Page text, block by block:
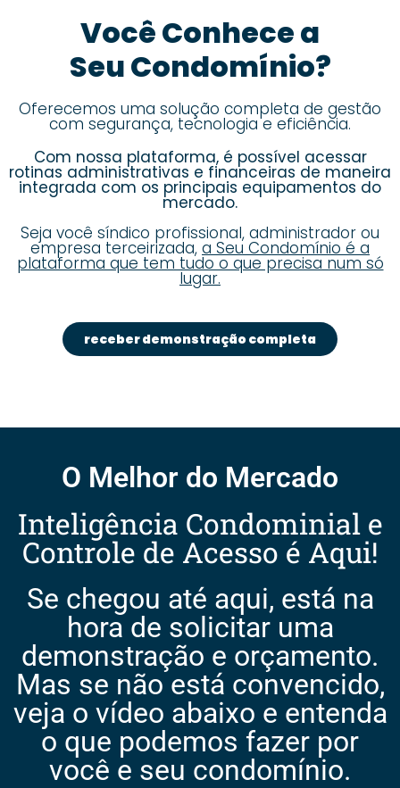
Você Conhece a
Seu Condomínio?
Oferecemos uma solução completa de gestão
com segurança, tecnologia e eficiência.
Com nossa plataforma, é possível acessar
rotinas administrativas e financeiras de maneira
integrada com os principais equipamentos do
mercado.
Seja você síndico profissional, administrador ou
empresa terceirizada, a Seu Condomínio é a
plataforma que tem tudo o que precisa num só
lugar.
receber demonstração completa
O Melhor do Mercado
Inteligência Condominial e
Controle de Acesso é Aqui!
Se chegou até aqui, está na
hora de solicitar uma
demonstração e orçamento.
Mas se não está convencido,
veja o vídeo abaixo e entenda
o que podemos fazer por
você e seu condomínio.